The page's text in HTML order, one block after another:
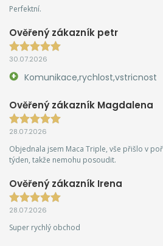
Perfektní.
Ověřený zákazník petr
30.07.2026
Komunikace,rychlost,vstricnost
Ověřený zákazník Magdalena
28.07.2026
Objednala jsem Maca Triple, vše přišlo v
týden, takže nemohu posoudit.
Ověřený zákazník Irena
28.07.2026
Super rychlý obchod